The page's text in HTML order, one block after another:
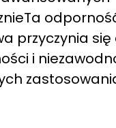
przyczynia się
i